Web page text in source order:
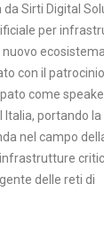
Sirti Digital
per
con il
come
Italia, portando
nel campo
delle reti di